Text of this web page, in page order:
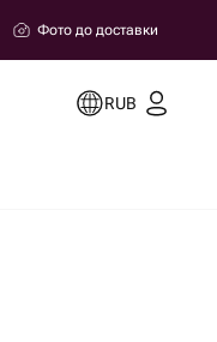
Фото до доставки
RUB